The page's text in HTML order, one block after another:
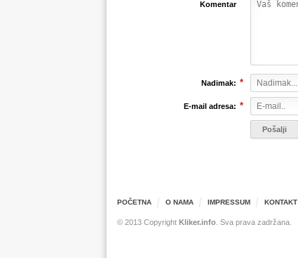
Komentar
Nadimak: *
E-mail adresa: *
POČETNA O NAMA IMPRESSUM KONTAKT
© 2013 Copyright Kliker.info . Sva prava zadržana.